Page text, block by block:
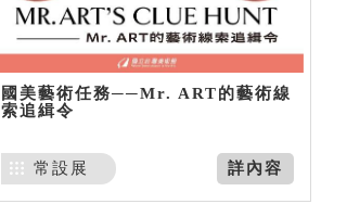
國美藝術任務──Mr. ART的藝術線
索追緝令
詳內容
常設展